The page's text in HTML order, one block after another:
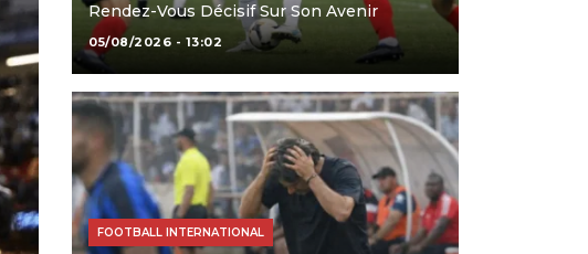
Rendez-Vous Décisif Sur Son Avenir
05/08/2026 - 13:02
FOOTBALL INTERNATIONAL